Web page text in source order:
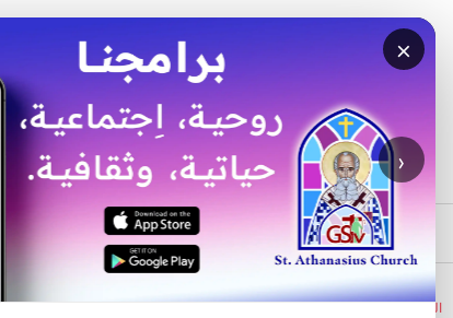
×
›
الرئيسية